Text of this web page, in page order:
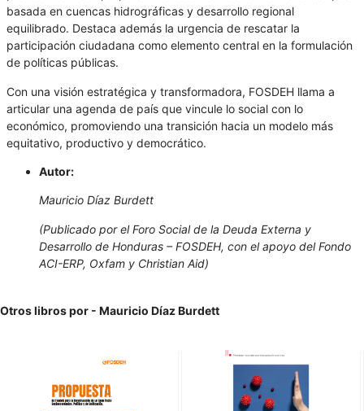
basada en cuencas hidrográficas y desarrollo regional
equilibrado. Destaca además la urgencia de rescatar la
participación ciudadana como elemento central en la formulación
de políticas públicas.
Con una visión estratégica y transformadora, FOSDEH llama a
articular una agenda de país que vincule lo social con lo
económico, promoviendo una transición hacia un modelo más
equitativo, productivo y democrático.
Autor:
Mauricio Díaz Burdett
(Publicado por el Foro Social de la Deuda Externa y
Desarrollo de Honduras – FOSDEH, con el apoyo del Fondo
ACI-ERP, Oxfam y Christian Aid)
Otros libros por - Mauricio Díaz Burdett